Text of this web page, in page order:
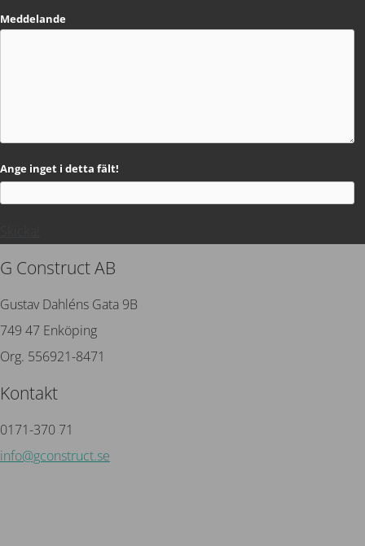
Meddelande
Ange inget i detta fält!
G Construct AB
Gustav Dahléns Gata 9B
749 47 Enköping
Org. 556921-8471
Kontakt
0171-370 71
info@gconstruct.se